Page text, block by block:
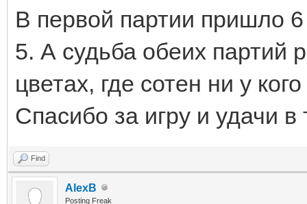
В первой партии пришло
5. А судьба обеих партий
цветах, где сотен ни у
Спасибо за игру и удачи в
Find
AlexB
Posting Freak